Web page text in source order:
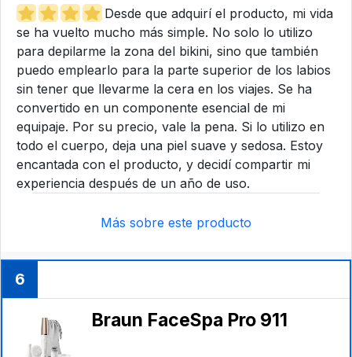
Desde que adquirí el producto, mi vida
se ha vuelto mucho más simple. No solo lo utilizo
para depilarme la zona del bikini, sino que también
puedo emplearlo para la parte superior de los labios
sin tener que llevarme la cera en los viajes. Se ha
convertido en un componente esencial de mi
equipaje. Por su precio, vale la pena. Si lo utilizo en
todo el cuerpo, deja una piel suave y sedosa. Estoy
encantada con el producto, y decidí compartir mi
experiencia después de un año de uso.
Más sobre este producto
6
Braun FaceSpa Pro 911